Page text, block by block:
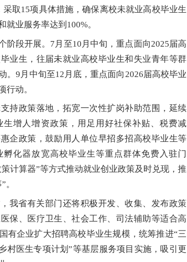
取15项具体措施，确保离校未就业高校毕业生
业服务率达到100%。
段开展。7月至10月中旬，重点面向2025届高
业生，往届未就业高校毕业生和失业青年等群
。9月中旬至12月底，重点面向2026届高校毕业
行动。
政策落地，拓宽一次性扩岗补助范围，延续
生增人增资政策，用足用好社保补贴、税费减
企政策，鼓励用人单位早招多招高校毕业生等
化器放宽高校毕业生等重点群体免费入驻门
计算器”等方式推动就业创业政策及时兑现，推
。
省有关部门还将积极开发、收集、发布政策
保、医疗卫生、社会工作、司法辅助等适合高
有企业扩大招聘高校毕业生规模，统筹推进“三
村医生专项计划”等基层服务项目实施，吸引更